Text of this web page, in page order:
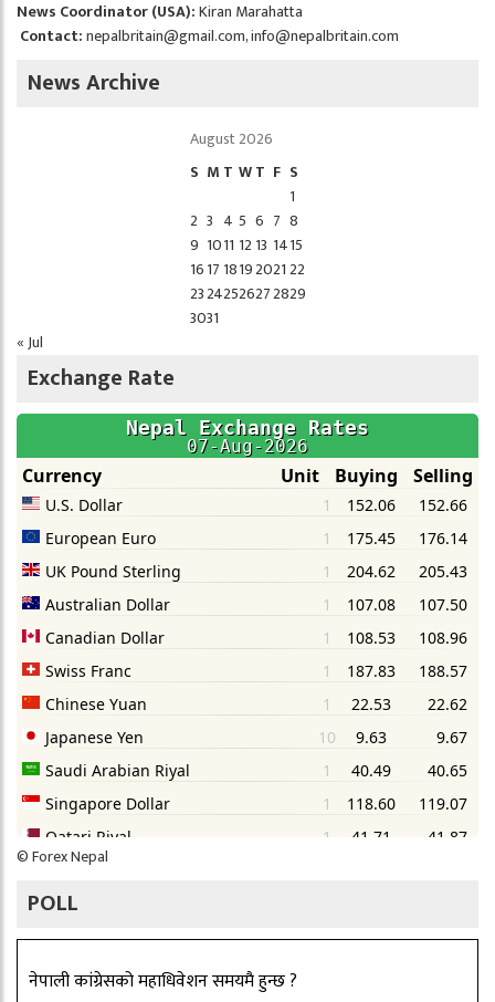
News Coordinator (USA):Kiran Marahatta
Contact:nepalbritain@gmail.com,info@nepalbritain.com
News Archive
August 2026
S M T WT F S
1
2 3 4 5 6 7 8
9 1011 12 13 1415
1617 1819202122
23242526272829
3031
« Jul
Exchange Rate
©Forex Nepal
POLL
नेपाली कांग्रेसको महाधिवेशन समयमै हुन्छ ?